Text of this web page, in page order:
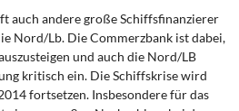
auch anderegroße Schiffsfinanzierer
Nord/Lb. Die Commerzbank ist dabei,
und auch die Nord/LB
kritisch ein. Die Schiffskrise wird
fortsetzen. Insbesondere für das